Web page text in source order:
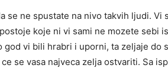
se ne spustate na nivo takvih ljudi.
koje ni vi sami ne mozete sebi
god vi bili hrabri i uporni, ta zeljaje do
ce se vasa najveca zelja ostvariti. Sa